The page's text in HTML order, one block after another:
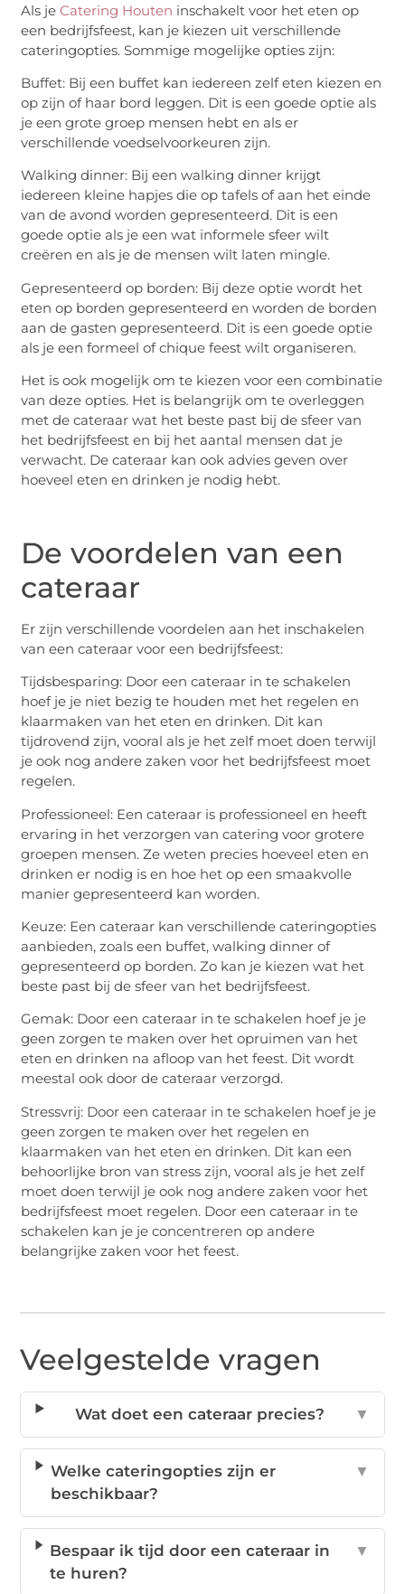
Als jeCatering Houten inschakelt voor het eten op
een bedrijfsfeest, kan je kiezen uit verschillende
cateringopties. Sommige mogelijke opties zijn:
Buffet: Bij een buffet kan iedereen zelf eten kiezen en
op zijn of haar bord leggen. Dit is een goede optie als
je een grote groep mensen hebt en als er
verschillende voedselvoorkeuren zijn.
Walking dinner: Bij een walking dinner krijgt
iedereen kleine hapjes die op tafels of aan het einde
van de avond worden gepresenteerd. Dit is een
goede optie als je een wat informele sfeer wilt
creëren en als je de mensen wilt laten mingle.
Gepresenteerd op borden: Bij deze optie wordt het
eten op borden gepresenteerd en worden de borden
aan de gasten gepresenteerd. Dit is een goede optie
als je een formeel of chique feest wilt organiseren.
Het is ook mogelijk om te kiezen voor een combinatie
van deze opties. Het is belangrijk om te overleggen
met de cateraar wat het beste past bij de sfeer van
het bedrijfsfeest en bij het aantal mensen dat je
verwacht. De cateraar kan ook advies geven over
hoeveel eten en drinken je nodig hebt.
De voordelen van een
cateraar
Er zijn verschillende voordelen aan het inschakelen
van een cateraar voor een bedrijfsfeest:
Tijdsbesparing: Door een cateraar in te schakelen
hoef je je niet bezig te houden met het regelen en
klaarmaken van het eten en drinken. Dit kan
tijdrovend zijn, vooral als je het zelf moet doen terwijl
je ook nog andere zaken voor het bedrijfsfeest moet
regelen.
Professioneel: Een cateraar is professioneel en heeft
ervaring in het verzorgen van catering voor grotere
groepen mensen. Ze weten precies hoeveel eten en
drinken er nodig is en hoe het op een smaakvolle
manier gepresenteerd kan worden.
Keuze: Een cateraar kan verschillende cateringopties
aanbieden, zoals een buffet, walking dinner of
gepresenteerd op borden. Zo kan je kiezen wat het
beste past bij de sfeer van het bedrijfsfeest.
Gemak: Door een cateraar in te schakelen hoef je je
geen zorgen te maken over het opruimen van het
eten en drinken na afloop van het feest. Dit wordt
meestal ook door de cateraar verzorgd.
Stressvrij: Door een cateraar in te schakelen hoef je je
geen zorgen te maken over het regelen en
klaarmaken van het eten en drinken. Dit kan een
behoorlijke bron van stress zijn, vooral als je het zelf
moet doen terwijl je ook nog andere zaken voor het
bedrijfsfeest moet regelen. Door een cateraar in te
schakelen kan je je concentreren op andere
belangrijke zaken voor het feest.
Veelgestelde vragen
Wat doet een cateraar precies? ▼
Welke cateringopties zijn er
beschikbaar?
▼
Bespaar ik tijd door een cateraar in
te huren?
▼